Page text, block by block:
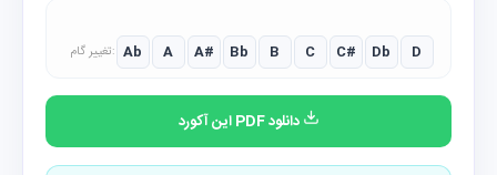
تغییر گام: Ab A A# Bb B C C# Db D
دانلود PDF این آکورد